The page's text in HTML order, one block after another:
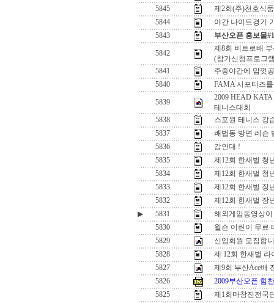
5845
제2회(주)천호식
5844
야간 나이트경기
5843
부산오픈 홍보물
5842
제8회 비트로배
(참가신청프로그
5841
주중야간에 맘껏
5840
FAMA 서포터즈
5839
2009 HEAD
테니스대회
5838
스포원 테니스 강
5837
쾌법동 방면 레슨
5836
감인대 !
5835
제12회 한새벌 청
5834
제12회 한새벌 청
5833
제12회 한새벌 장
5832
제12회 한새벌 장
▶
5831
해외게임동영상
5830
윌슨 어린이 무료
5829
신입회원 모집합
5828
제 12회 한새벌
5827
제9회 부산Ace배
5826
2009부산오픈 힘
5825
제1회마창진전국